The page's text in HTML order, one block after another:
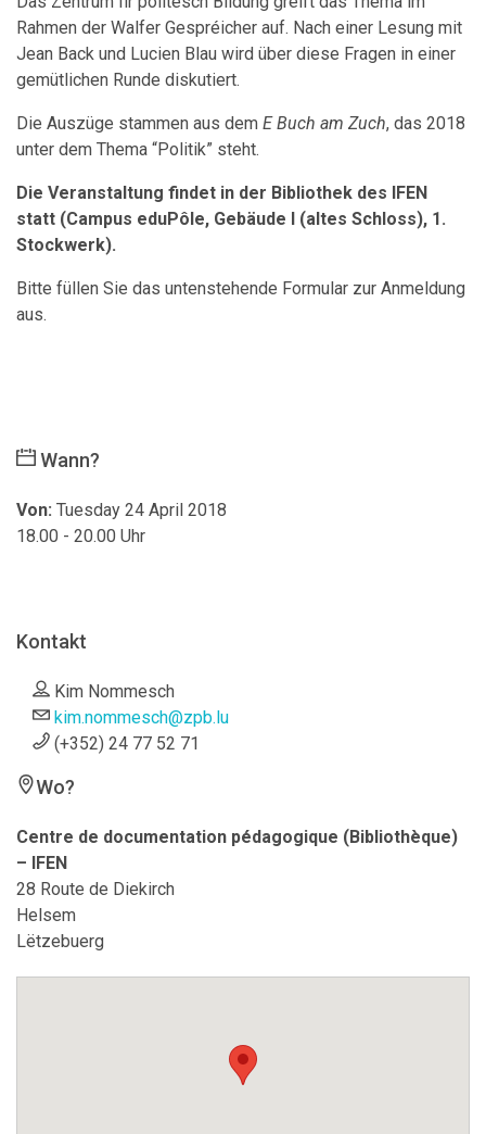
Rahmen der Walfer Gespréicher auf. Nach einer Lesung mit
Jean Back und Lucien Blau wird über diese Fragen in einer
gemütlichen Runde diskutiert.
Die Auszüge stammen aus dem E Buch am Zuch, das 2018
unter dem Thema “Politik” steht.
Die Veranstaltung findet in der Bibliothek des IFEN
statt (Campus eduPôle, Gebäude I (altes Schloss), 1.
Stockwerk).
Bitte füllen Sie das untenstehende Formular zur Anmeldung
aus.
Wann?
Von: Tuesday 24 April 2018
18.00 - 20.00 Uhr
Kontakt
Kim Nommesch
kim.nommesch@zpb.lu
(+352) 24 77 52 71
Wo?
Centre de documentation pédagogique (Bibliothèque)
– IFEN
28 Route de Diekirch
Helsem
Lëtzebuerg